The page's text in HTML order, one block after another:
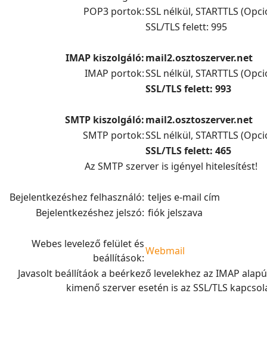
POP3 portok:SSL nélkül, STARTTLS
SSL/TLS felett: 995
IMAP kiszolgáló:mail2.osztoszerver.net
IMAP portok:SSL nélkül, STARTTLS
SSL/TLS felett: 993
SMTP kiszolgáló:mail2.osztoszerver.net
SMTP portok:SSL nélkül, STARTTLS
SSL/TLS felett: 465
Az SMTP szerver is igényel hitelesítést!
Bejelentkezéshez felhasználó: teljes e-mail cím
Bejelentkezéshez jelszó: fiók jelszava
Webes levelező felület és
beállítások:
Webmail
Javasolt beállítáok a beérkező levelekhez az IMAP alapú
kimenő szerver esetén is az SSL/TLS